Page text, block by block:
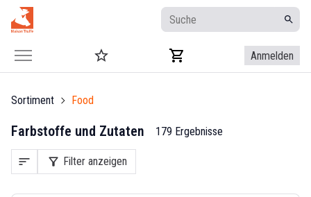
Anmelden
Sortiment Food
Farbstoffe und Zutaten 179 Ergebnisse
sort filter_alt Filter anzeigen